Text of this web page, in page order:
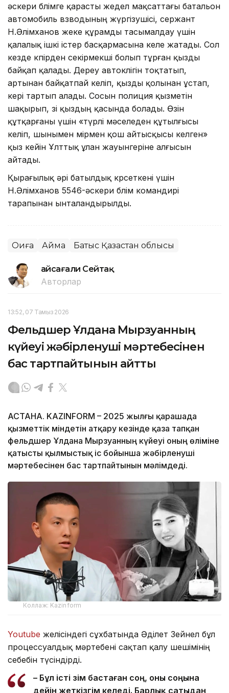
әскери бөлімге қарасты жедел мақсаттағы батальон
автомобиль взводының жүргізушісі, сержант
Н.Әлімханов жеке құрамды тасымалдау үшін
қалалық ішкі істер басқармасына келе жатады. Сол
кезде көпірден секірмекші болып тұрған қызды
байқап қалады. Дереу автокөлігін тоқтатып,
артынан байқатпай келіп, қызды қолынан ұстап,
кері тартып алады. Сосын полиция қызметін
шақырып, өзі қыздың қасында болады. Өзін
құтқарғаны үшін «түрлі мәселеден құтылғысы
келіп, шынымен өмірмен қош айтысқысы келген»
қыз кейін Ұлттық ұлан жауынгеріне алғысын
айтады.
Қырағылық әрі батылдық көрсеткені үшін
Н.Әлімханов 5546-әскери бөлім командирі
тарапынан ынталандырылды.
Оқиға Аймақ Батыс Қазақстан облысы
Ғайсағали Сейтақ
Авторлар
13:52, 07 Тамыз 2026
Фельдшер Ұлдана Мырзуанның
күйеуі жәбірленуші мәртебесінен
бас тартпайтынын айтты
АСТАНА. KAZINFORM – 2025 жылғы қарашада
қызметтік міндетін атқару кезінде қаза тапқан
фельдшер Ұлдана Мырзуанның күйеуі оның өліміне
қатысты қылмыстық іс бойынша жәбірленуші
мәртебесінен бас тартпайтынын мәлімдеді.
Коллаж: Kazinform
Youtube желісіндегі сұхбатында Әділет Зейнел бұл
процессуалдық мәртебені сақтап қалу шешімінің
себебін түсіндірді.
– Бұл істі өзім бастаған соң, оны соңына
дейін жеткізгім келеді. Барлық сатыдан